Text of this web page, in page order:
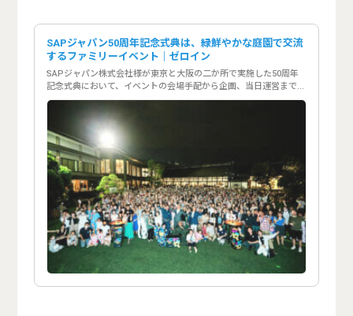
SAPジャパン50周年記念式典は、緑鮮やかな庭園で交流
するファミリーイベント｜ゼロイン
SAPジャパン株式会社様が東京と大阪の二か所で実施した50周年
記念式典において、イベントの会場手配から企画、当日運営までプ
ロジェクトをプロデュースしました。当日は従業員の家族や友人も
招待したことで、SAPに関わる多様な人々が交流を楽しむファミリ
ーイベントとなりました。